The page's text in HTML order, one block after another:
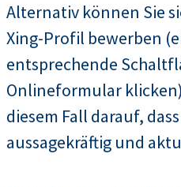
Alternativ können Sie
Xing-Profil bewerben
entsprechende
Onlineformular
diesem Fall darauf,
aussagekräftig und